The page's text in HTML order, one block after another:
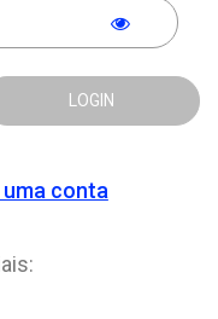
LOGIN
uma conta